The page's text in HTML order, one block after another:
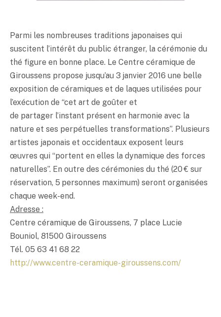
Parmi les nombreuses traditions japonaises qui
suscitent l’intérêt du public étranger, la cérémonie du
thé figure en bonne place. Le Centre céramique de
Giroussens propose jusqu’au 3 janvier 2016 une belle
exposition de céramiques et de laques utilisées pour
l’exécution de “cet art de goûter et
de partager l’instant présent en harmonie avec la
nature et ses perpétuelles transformations”. Plusieurs
artistes japonais et occidentaux exposent leurs
œuvres qui “portent en elles la dynamique des forces
naturelles”. En outre des cérémonies du thé (20 € sur
réservation, 5 personnes maximum) seront organisées
chaque week-end.
Adresse :
Centre céramique de Giroussens, 7 place Lucie
Bouniol, 81500 Giroussens
Tél. 05 63 41 68 22
http://www.centre-ceramique-giroussens.com/